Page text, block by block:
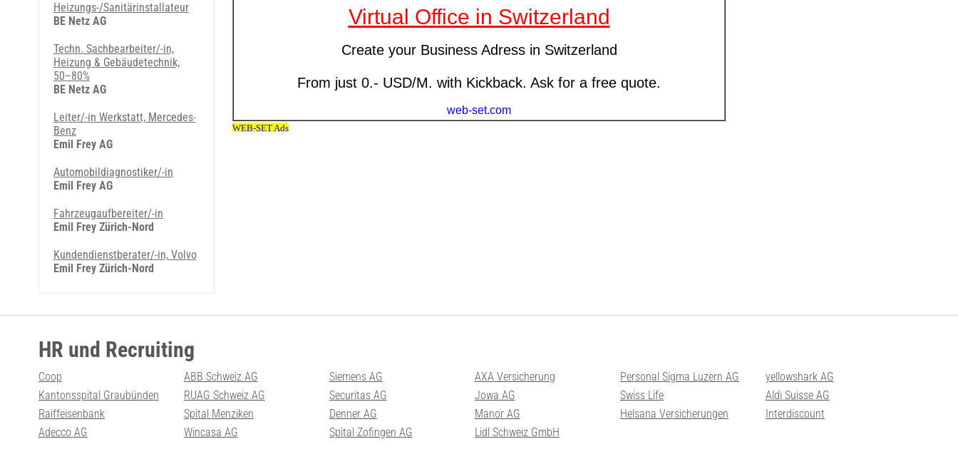
Heizungs-/Sanitärinstallateur
BE Netz AG
Techn. Sachbearbeiter/-in,
Heizung & Gebäudetechnik,
50–80%
BE Netz AG
Leiter/-in Werkstatt, Mercedes-
Benz
Emil Frey AG
Automobildiagnostiker/-in
Emil Frey AG
Fahrzeugaufbereiter/-in
Emil Frey Zürich-Nord
Kundendienstberater/-in, Volvo
Emil Frey Zürich-Nord
HR und Recruiting
Coop ABB Schweiz AG Siemens AG AXA Versicherung Personal Sigma Luzern AG
yellowshark AG
Kantonsspital Graubünden
RUAG Schweiz AG Securitas AG Jowa AG Swiss Life
Aldi Suisse AG
Raiffeisenbank
Spital Menziken Denner AG Manor AG Helsana Versicherungen
Interdiscount
Adecco AG
Wincasa AG Spital Zofingen AG Lidl Schweiz GmbH